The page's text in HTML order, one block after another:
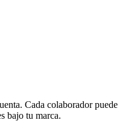
Cada colaborador puede
bajo tu marca.